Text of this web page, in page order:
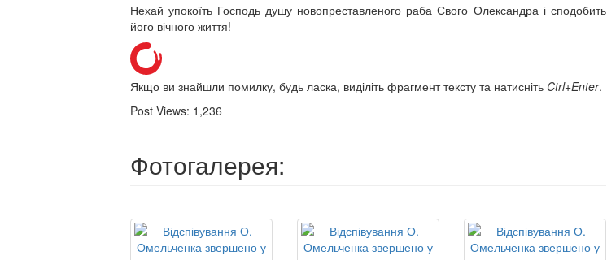
Нехай упокоїть Господь душу новопреставленого раба Свого Олександра і сподобить
його вічного життя!
Якщо ви знайшли помилку, будь ласка, виділіть фрагмент тексту та натисніть Ctrl+Enter.
Post Views: 1,236
Фотогалерея: